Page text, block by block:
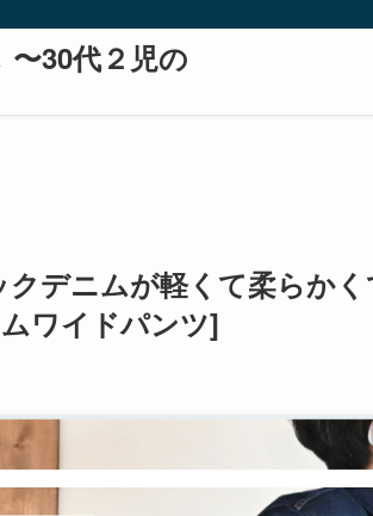
30代２児の
デニムが軽くて柔らか
ワイドパンツ]